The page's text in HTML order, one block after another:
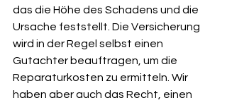
das die Höhe des Schadens und die
Ursache feststellt. Die Versicherung
wird in der Regel selbst einen
Gutachter beauftragen, um die
Reparaturkosten zu ermitteln. Wir
haben aber auch das Recht, einen